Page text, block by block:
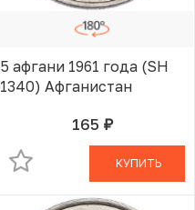
5 афгани 1961 года (SH
1340) Афганистан
165 руб.В КОРЗИНЕ
КУПИТЬ